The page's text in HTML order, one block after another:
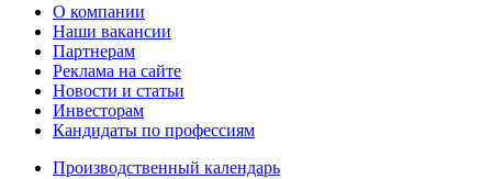
О компании
Наши вакансии
Партнерам
Реклама на сайте
Новости и статьи
Инвесторам
Кандидаты по профессиям
Производственный календарь